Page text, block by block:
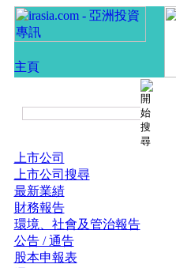
上市公司
上市公司搜尋
最新業績
財務報告
環境、社會及管治報告
公告 / 通告
股本申報表